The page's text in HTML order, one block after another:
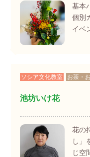
基本
個別
イベ
ソシア文化教室 お茶・
池坊いけ花
花の
し」
じ空